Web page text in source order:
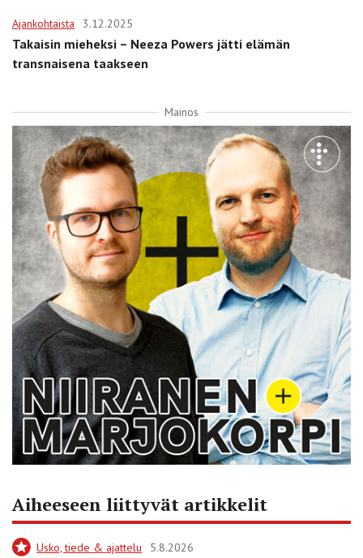
Ajankohtaista 3.12.2025
Takaisin mieheksi – Neeza Powers jätti elämän
transnaisena taakseen
Mainos
Aiheeseen liittyvät artikkelit
Usko, tiede & ajattelu 5.8.2026